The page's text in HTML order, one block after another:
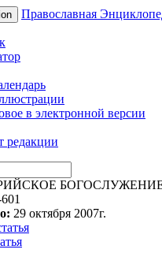
Православная
в электронной версии
редакции
29 октября 2007г.